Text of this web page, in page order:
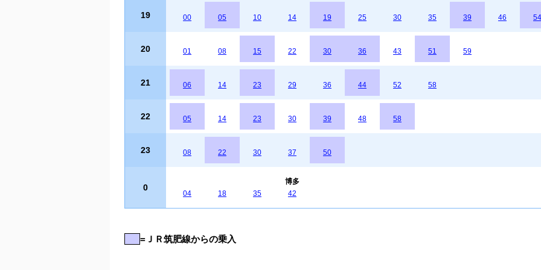
19 00 05 10 14 19 25 30 35 39 46 54
20 01 08 15 22 30 36 43 51 59
21 06 14 23 29 36 44 52 58
22 05 14 23 30 39 48 58
23 08 22 30 37 50
0
04 18 35
博多
42
=ＪＲ筑肥線からの乗入